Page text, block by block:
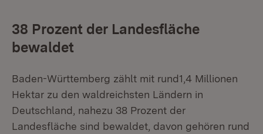
38 Prozent der Landesfläche
bewaldet
Baden-Württemberg zählt mit rund1,4 Millionen
Hektar zu den waldreichsten Ländern in
Deutschland, nahezu 38 Prozent der
Landesfläche sind bewaldet, davon gehören rund